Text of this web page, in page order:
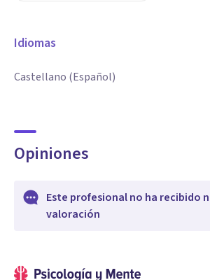
Idiomas
Castellano (Español)
Opiniones
Este profesional no ha recibido
valoración